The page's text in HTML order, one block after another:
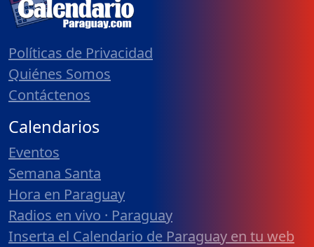
Políticas de Privacidad
Quiénes Somos
Contáctenos
Calendarios
Eventos
Semana Santa
Hora en Paraguay
Radios en vivo · Paraguay
Inserta el Calendario de Paraguay en tu web